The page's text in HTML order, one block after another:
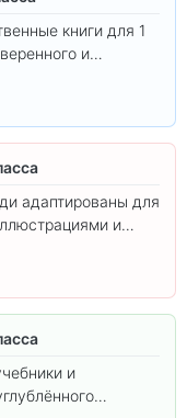
книги для 1
и
адаптированы для
и
и